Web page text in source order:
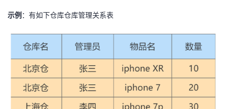
示例 ：有如下仓库仓库管理关系表